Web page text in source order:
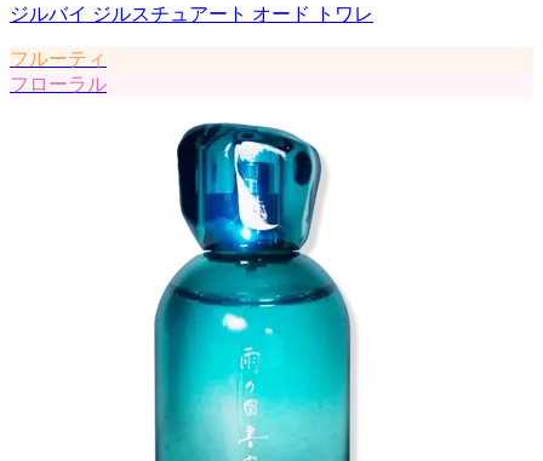
ジルバイ ジルスチュアート オード トワレ
フルーティ
フローラル